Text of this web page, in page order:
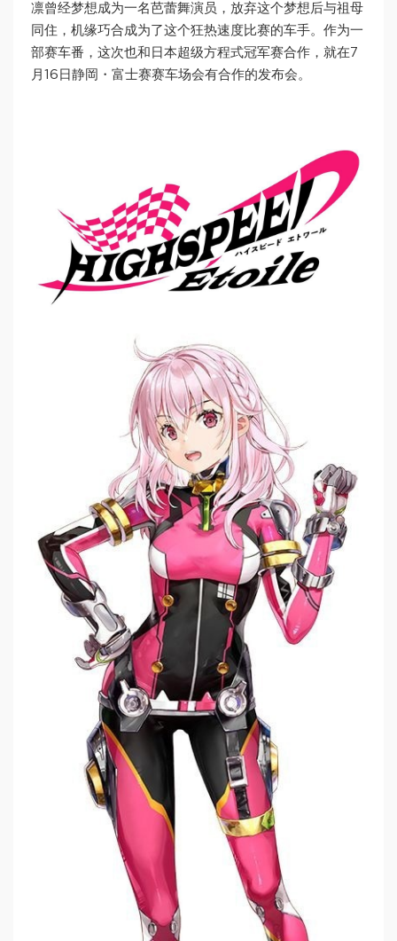
凛曾经梦想成为一名芭蕾舞演员，放弃这个梦想后与祖母
同住，机缘巧合成为了这个狂热速度比赛的车手。作为一
部赛车番，这次也和日本超级方程式冠军赛合作，就在7
月16日静岡・富士赛赛车场会有合作的发布会。